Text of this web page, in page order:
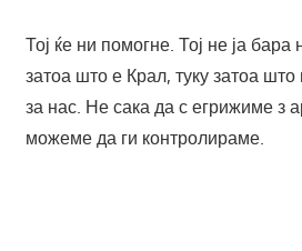
Тој ќе ни помогне. Тој не ја
затоа што е Крал, туку затоа
за нас. Не сака да с егрижиме з
можеме да ги контролираме.